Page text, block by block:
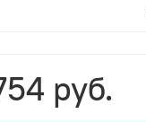
руб.